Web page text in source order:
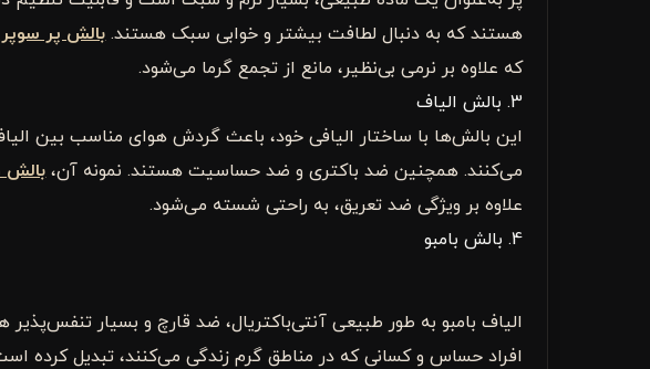
هستند که به دنبال لطافت بیشتر و خوابی سبک هستند.بالش پر
که علاوه بر نرمی بی‌نظیر، مانع از تجمع گرما می‌شود.
3. بالش الیاف
این بالش‌ها با ساختار الیافی خود، باعث گردش هوای مناسب بین
می‌کنند. همچنین ضد باکتری و ضد حساسیت هستند. نمونه آن،بالش
علاوه بر ویژگی ضد تعریق، به راحتی شسته می‌شود.
4. بالش بامبو
الیاف بامبو به طور طبیعی آنتی‌باکتریال، ضد قارچ و بسیار تنفس‌پذیر
افراد حساس و کسانی که در مناطق گرم زندگی می‌کنند، تبدیل کرده